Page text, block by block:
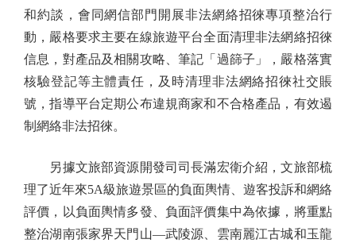
和約談，會同網信部門開展非法網絡招徠專項整治行
動，嚴格要求主要在線旅遊平台全面清理非法網絡招徠
信息，對產品及相關攻略、筆記「過篩子」，嚴格落實
核驗登記等主體責任，及時清理非法網絡招徠社交賬
號，指導平台定期公布違規商家和不合格產品，有效遏
制網絡非法招徠。
另據文旅部資源開發司司長滿宏衛介紹，文旅部梳
理了近年來5A級旅遊景區的負面輿情、遊客投訴和網絡
評價，以負面輿情多發、負面評價集中為依據，將重點
整治湖南張家界天門山—武陵源、雲南麗江古城和玉龍